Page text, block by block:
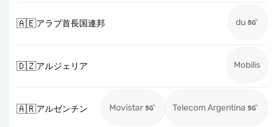
🇦🇪アラブ首長国連邦 du
🇩🇿アルジェリア Mobilis
🇦🇷アルゼンチン Movistar Telecom Argentina